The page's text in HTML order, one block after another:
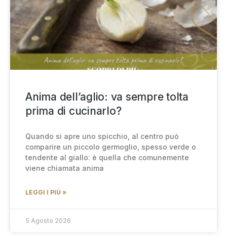
Anima dell’aglio: va sempre tolta
prima di cucinarlo?
Quando si apre uno spicchio, al centro può
comparire un piccolo germoglio, spesso verde o
tendente al giallo: è quella che comunemente
viene chiamata anima
LEGGI I PIÙ »
5 Agosto 2026